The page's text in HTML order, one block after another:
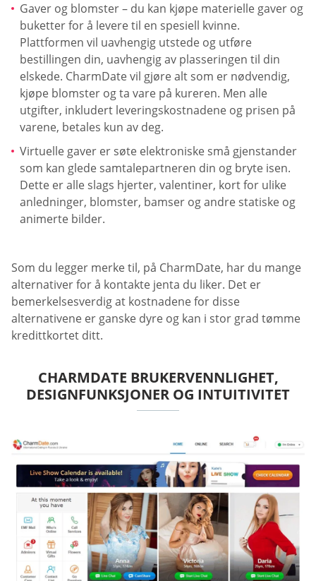
Gaver og blomster – du kan kjøpe materielle gaver og
buketter for å levere til en spesiell kvinne.
Plattformen vil uavhengig utstede og utføre
bestillingen din, uavhengig av plasseringen til din
elskede. CharmDate vil gjøre alt som er nødvendig,
kjøpe blomster og ta vare på kureren. Men alle
utgifter, inkludert leveringskostnadene og prisen på
varene, betales kun av deg.
Virtuelle gaver er søte elektroniske små gjenstander
som kan glede samtalepartneren din og bryte isen.
Dette er alle slags hjerter, valentiner, kort for ulike
anledninger, blomster, bamser og andre statiske og
animerte bilder.
Som du legger merke til, på CharmDate, har du mange
alternativer for å kontakte jenta du liker. Det er
bemerkelsesverdig at kostnadene for disse
alternativene er ganske dyre og kan i stor grad tømme
kredittkortet ditt.
CHARMDATE BRUKERVENNLIGHET,
DESIGNFUNKSJONER OG INTUITIVITET